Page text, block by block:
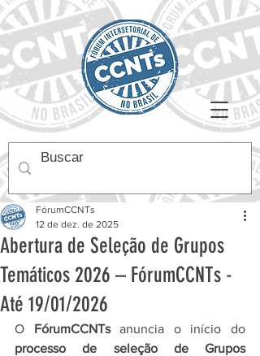
Abertura de Seleção de Grupos
Temáticos 2026 – FórumCCNTs -
Até 19/01/2026
FórumCCNTs
12 de dez. de 2025
O FórumCCNTs
processo de seleção de Grupos